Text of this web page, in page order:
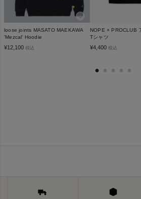
♡
loose joints MASATO MAEKAWA
'Mezcal' Hoodie
¥12,100 税込
NOPE × PROCLUB
Tシャツ
¥4,400 税込